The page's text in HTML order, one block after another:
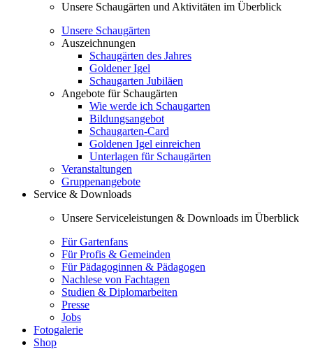
Unsere Schaugärten und Aktivitäten im Überblick
Unsere Schaugärten
Auszeichnungen
Schaugärten des Jahres
Goldener Igel
Schaugarten Jubiläen
Angebote für Schaugärten
Wie werde ich Schaugarten
Bildungsangebot
Schaugarten-Card
Goldenen Igel einreichen
Unterlagen für Schaugärten
Veranstaltungen
Gruppenangebote
Service & Downloads
Unsere Serviceleistungen & Downloads im Überblick
Für Gartenfans
Für Profis & Gemeinden
Für Pädagoginnen & Pädagogen
Nachlese von Fachtagen
Studien & Diplomarbeiten
Presse
Jobs
Fotogalerie
Shop